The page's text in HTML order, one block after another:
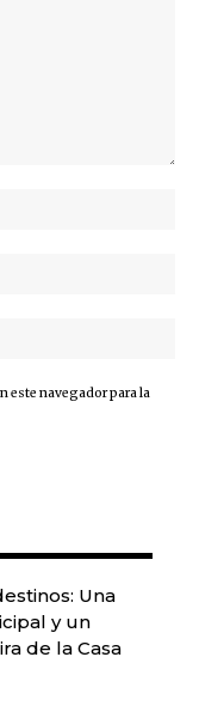
este navegador para la
Una
y un
de la Casa